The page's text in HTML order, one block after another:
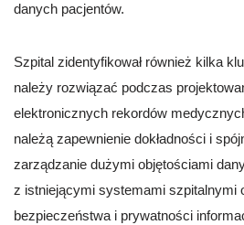
danych pacjentów.
Szpital zidentyfikował również kilka
należy rozwiązać podczas
elektronicznych rekordów
należą zapewnienie dokładności i
zarządzanie dużymi objętościami
z istniejącymi systemami szpitalnymi
bezpieczeństwa i prywatności